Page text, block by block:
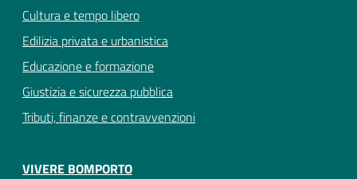
Cultura e tempo libero
Edilizia privata e urbanistica
Educazione e formazione
Giustizia e sicurezza pubblica
Tributi, finanze e contravvenzioni
VIVERE BOMPORTO